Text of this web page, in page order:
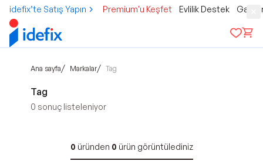
idefix’te Satış Yapın Premium'u Keşfet Evlilik Destek
Ana sayfa/ Markalar/ Tag
Tag
0 sonuç listeleniyor
0 üründen 0 ürün görüntülediniz